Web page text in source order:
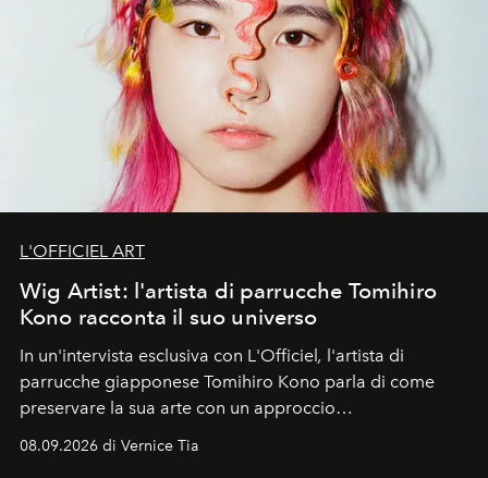
L'OFFICIEL ART
Wig Artist: l'artista di parrucche Tomihiro
Kono racconta il suo universo
In un'intervista esclusiva con L'Officiel, l'artista di
parrucche giapponese Tomihiro Kono parla di come
preservare la sua arte con un approccio
contemporaneo.
08.09.2026 di Vernice Tia